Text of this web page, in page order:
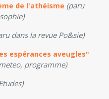
de l'athéisme (paru
dans la revue Po&sie)
espérances aveugles"
programme)